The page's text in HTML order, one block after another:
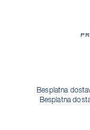
Besplatna
Besplatna